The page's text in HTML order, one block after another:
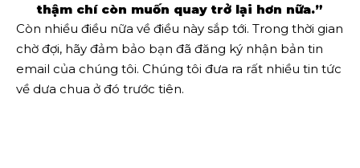
thậm chí còn muốn quay trở lại hơn nữa.”
Còn nhiều điều nữa về điều này sắp tới. Trong thời gian
chờ đợi, hãy đảm bảo bạn đã đăng ký nhận bản tin
email của chúng tôi. Chúng tôi đưa ra rất nhiều tin tức
về dưa chua ở đó trước tiên.